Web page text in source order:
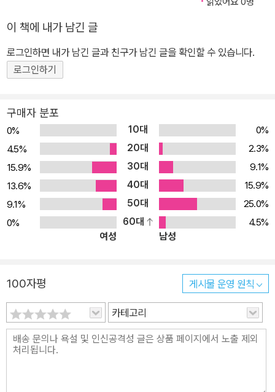
작가들 가운데 채만식만큼 문제적인 인물은 드물다. 그의 작품과 그
속에 담긴 문제의식을 찬찬히 살펴보면, 한국 근대의 물질생활과 정
신세계를 우리 스스로 깊이 성찰할 계기를 가질 수 있다. 식민과 분단
이라는 격동적인 시대를 살다 간 채만식. 때문에 그의 작품들 역시 역
그런 만큼 그의 작품들은 오늘날의 우리 삶을 되돌아볼 수 있는 하나
의 거울이 된다. 채만식은 자신이 시대와 사회에 대해 어떤 문제의식
을 갖고 있으며, 그것이 왜 그로 하여금 풍자 작품을 쓰게 했는지를 작
품 속에서 보여주는 작가이다. 돈을 위해 딸을 파는 부모, 노예 같은
시집살이 끝에 도망치는 소녀 등 채만식 소설의 등장인물들은 모두
전통적인 가족 또는 마을 공동체의 근본적인 붕괴를 보여주는 상징적
인 인물들로, 작가는 이들을 통해 자신의 시대와 사회에 대해 어떤 문
제의식을 갖고 있었고, 또 그것이 왜 그로 하여금 풍자 작품의 창작으
인선집>은 문학사적으로 중요한 위치를 차지하나 작품이 제대로 정
리되어 있지 않은 작고문인들의 충실한 작품집을 발간하기 위해 기획
된 시리즈이다. 한국문화예술위원회가 기획하고 현대문학이 펴내는
이 총서는 앞으로 한국문학사의 가치를 정리·보존해 궁극적으로는 우
리 문학의 위상을 확립하는 데 기여하고자 한다.
이 책에 내가 남긴 글
로그인하면 내가 남긴 글과 친구가 남긴 글을 확인할 수 있습니다.
로그인하기
구매자 분포
0% 10대
0%
4.5%
20대
2.3%
15.9%
30대
9.1%
13.6%
40대
15.9%
9.1%
50대
25.0%
0%
60대
4.5%
여성
남성
100자평 게시물 운영 원칙
카테고리